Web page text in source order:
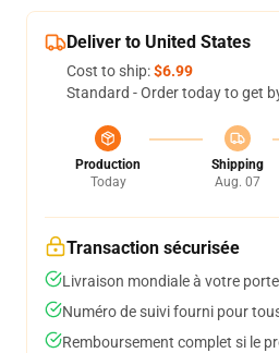
Deliver to United States
Cost to ship:$6.99
Standard - Order today to get
Production
Today
Shipping
Aug. 07
Transaction sécurisée
Livraison mondiale à votre porte
Numéro de suivi fourni pour
Remboursement complet si le